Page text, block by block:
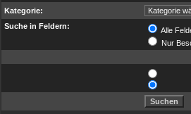
Kategorie:
Suche in Feldern:
Alle
Nur